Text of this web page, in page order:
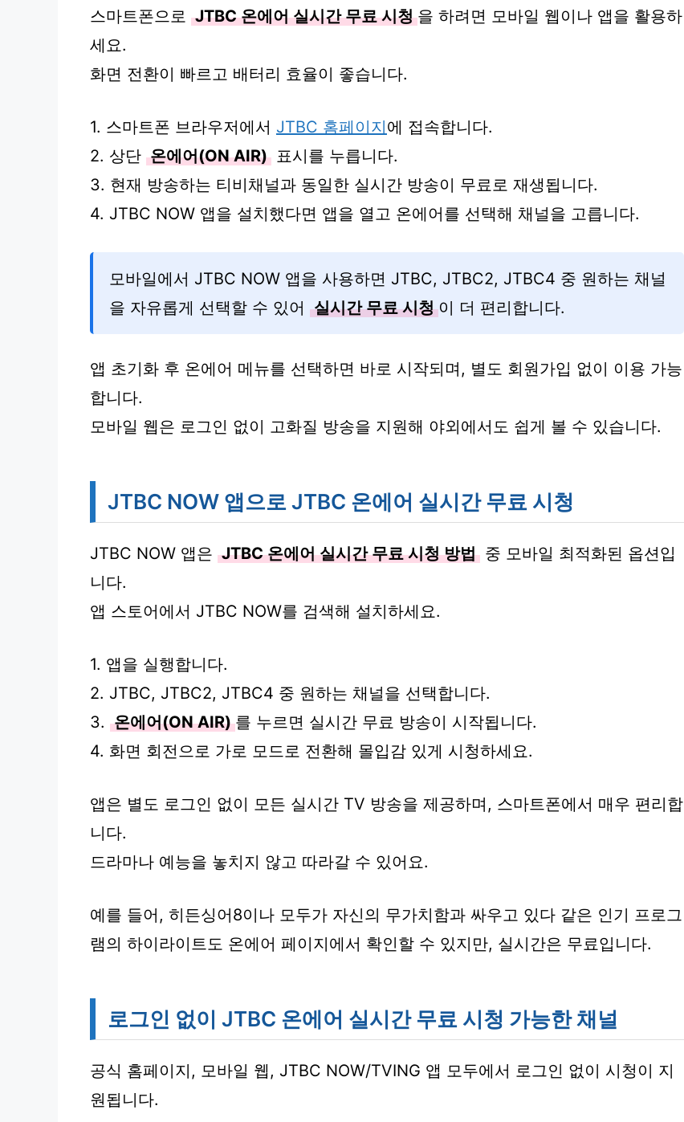
스마트폰으로 JTBC 온에어 실시간 무료 시청 을 하려면 모바일 웹이나 앱을 활용하
세요.
화면 전환이 빠르고 배터리 효율이 좋습니다.
1. 스마트폰 브라우저에서 JTBC 홈페이지에 접속합니다.
2. 상단 온에어(ON AIR) 표시를 누릅니다.
3. 현재 방송하는 티비채널과 동일한 실시간 방송이 무료로 재생됩니다.
4. JTBC NOW 앱을 설치했다면 앱을 열고 온에어를 선택해 채널을 고릅니다.
모바일에서 JTBC NOW 앱을 사용하면 JTBC, JTBC2, JTBC4 중 원하는 채널
을 자유롭게 선택할 수 있어 실시간 무료 시청 이 더 편리합니다.
앱 초기화 후 온에어 메뉴를 선택하면 바로 시작되며, 별도 회원가입 없이 이용 가능
합니다.
모바일 웹은 로그인 없이 고화질 방송을 지원해 야외에서도 쉽게 볼 수 있습니다.
JTBC NOW 앱으로 JTBC 온에어 실시간 무료 시청
JTBC NOW 앱은 JTBC 온에어 실시간 무료 시청 방법 중 모바일 최적화된 옵션입
니다.
앱 스토어에서 JTBC NOW를 검색해 설치하세요.
1. 앱을 실행합니다.
2. JTBC, JTBC2, JTBC4 중 원하는 채널을 선택합니다.
3. 온에어(ON AIR) 를 누르면 실시간 무료 방송이 시작됩니다.
4. 화면 회전으로 가로 모드로 전환해 몰입감 있게 시청하세요.
앱은 별도 로그인 없이 모든 실시간 TV 방송을 제공하며, 스마트폰에서 매우 편리합
니다.
드라마나 예능을 놓치지 않고 따라갈 수 있어요.
예를 들어, 히든싱어8이나 모두가 자신의 무가치함과 싸우고 있다 같은 인기 프로그
램의 하이라이트도 온에어 페이지에서 확인할 수 있지만, 실시간은 무료입니다.
로그인 없이 JTBC 온에어 실시간 무료 시청 가능한 채널
공식 홈페이지, 모바일 웹, JTBC NOW/TVING 앱 모두에서 로그인 없이 시청이 지
원됩니다.